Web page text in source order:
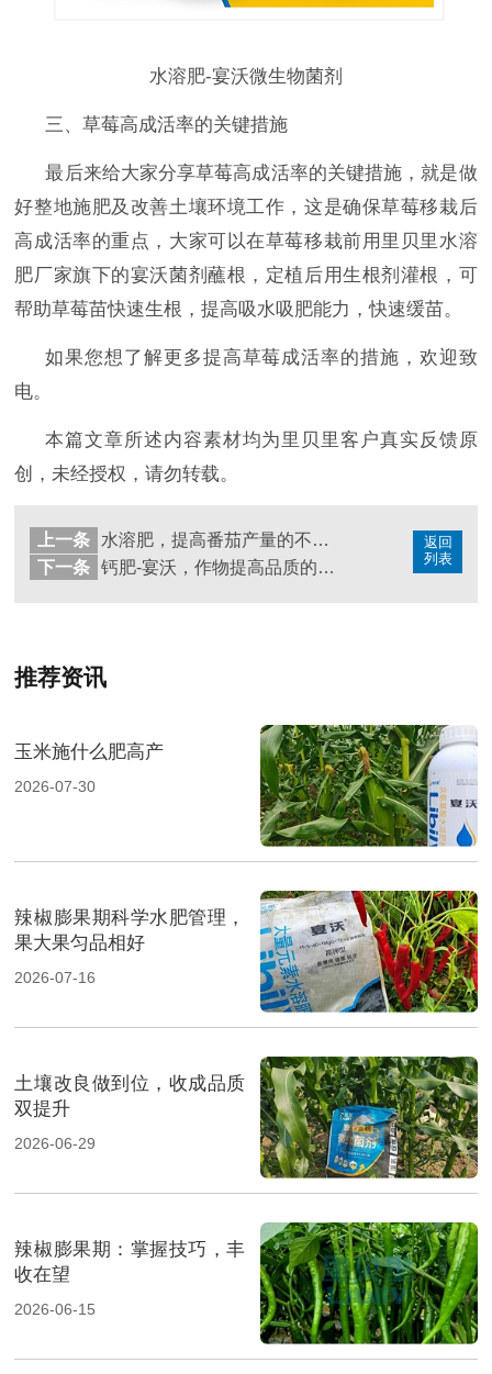
水溶肥-宴沃微生物菌剂
三、草莓高成活率的关键措施
最后来给大家分享草莓高成活率的关键措施，就是做
好整地施肥及改善土壤环境工作，这是确保草莓移栽后
高成活率的重点，大家可以在草莓移栽前用里贝里水溶
肥厂家旗下的宴沃菌剂蘸根，定植后用生根剂灌根，可
帮助草莓苗快速生根，提高吸水吸肥能力，快速缓苗。
如果您想了解更多提高草莓成活率的措施，欢迎致
电。
本篇文章所述内容素材均为里贝里客户真实反馈原
创，未经授权，请勿转载。
返回
列表
上一条
水溶肥，提高番茄产量的不二之选
下一条
钙肥-宴沃，作物提高品质的好选择
推荐资讯
玉米施什么肥高产
2026-07-30
辣椒膨果期科学水肥管理，
果大果匀品相好
2026-07-16
土壤改良做到位，收成品质
双提升
2026-06-29
辣椒膨果期：掌握技巧，丰
收在望
2026-06-15